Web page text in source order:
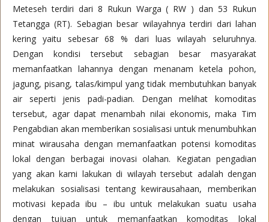
Meteseh terdiri dari 8 Rukun Warga ( RW ) dan 53 Rukun
Tetangga (RT). Sebagian besar wilayahnya terdiri dari lahan
kering yaitu sebesar 68 % dari luas wilayah seluruhnya.
Dengan kondisi tersebut sebagian besar masyarakat
memanfaatkan lahannya dengan menanam ketela pohon,
jagung, pisang, talas/kimpul yang tidak membutuhkan banyak
air seperti jenis padi-padian. Dengan melihat komoditas
tersebut, agar dapat menambah nilai ekonomis, maka Tim
Pengabdian akan memberikan sosialisasi untuk menumbuhkan
minat wirausaha dengan memanfaatkan potensi komoditas
lokal dengan berbagai inovasi olahan. Kegiatan pengadian
yang akan kami lakukan di wilayah tersebut adalah dengan
melakukan sosialisasi tentang kewirausahaan, memberikan
motivasi kepada ibu – ibu untuk melakukan suatu usaha
dengan tujuan untuk memanfaatkan komoditas lokal